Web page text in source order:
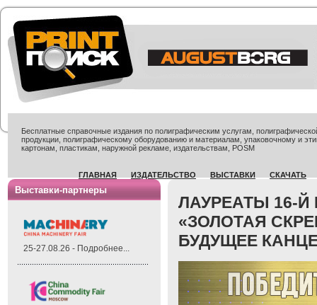
Бесплатные справочные издания по полиграфическим услугам,
продукции, полиграфическому оборудованию и материалам, упаковочному и
картонам, пластикам, наружной рекламе, издательствам, POSM
ГЛАВНАЯ ИЗДАТЕЛЬСТВО ВЫСТАВКИ СКАЧАТЬ
Выставки-партнеры
25-27.08.26 - Подробнее...
ЛАУРЕАТЫ 16-
«ЗОЛОТАЯ
БУДУЩЕЕ